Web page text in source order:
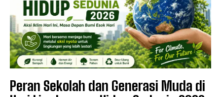
Peran Sekolah dan Generasi Muda di